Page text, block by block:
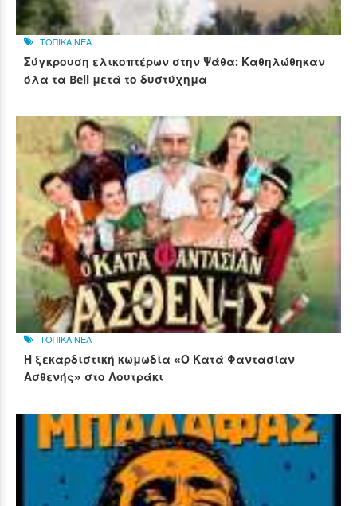
ΤΟΠΙΚΑ ΝΕΑ
Σύγκρουση ελικοπτέρων στην Ψάθα: Καθηλώθηκαν
όλα τα Bell μετά το δυστύχημα
ΤΟΠΙΚΑ ΝΕΑ
Η ξεκαρδιστική κωμωδία «Ο Κατά Φαντασίαν
Ασθενής» στο Λουτράκι